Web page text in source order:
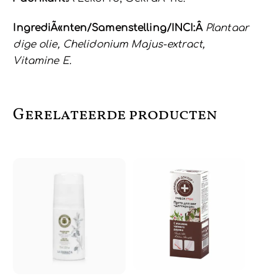
IngrediÃ«nten/Samenstelling/INCI:Â Plantaar
dige olie, Chelidonium Majus-extract,
Vitamine E.
Gerelateerde producten